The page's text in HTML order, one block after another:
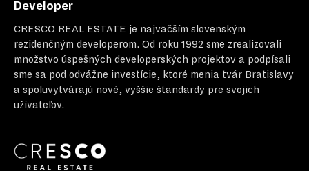
Developer
CRESCO REAL ESTATE je najväčším slovenským
rezidenčným developerom. Od roku 1992 sme zrealizovali
množstvo úspešných developerských projektov a podpísali
sme sa pod odvážne investície, ktoré menia tvár Bratislavy
a spoluvytvárajú nové, vyššie štandardy pre svojich
užívateľov.